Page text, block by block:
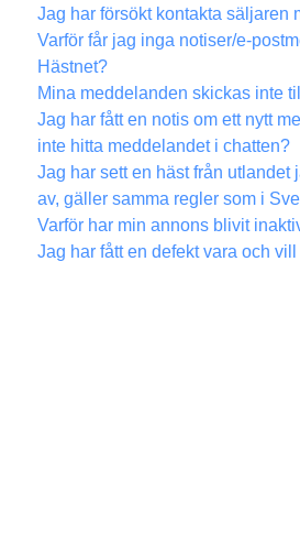
Jag har försökt kontakta säljaren
Varför får jag inga notiser/e-
Hästnet?
Mina meddelanden skickas inte
Jag har fått en notis om ett nytt
inte hitta meddelandet i chatten?
Jag har sett en häst från utlandet
av, gäller samma regler som i
Varför har min annons blivit
Jag har fått en defekt vara och